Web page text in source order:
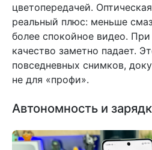
цветопередачей.
реальный плюс: меньше
более спокойное видео.
качество заметно падает.
повседневных снимков,
не для «профи».
Автономность и